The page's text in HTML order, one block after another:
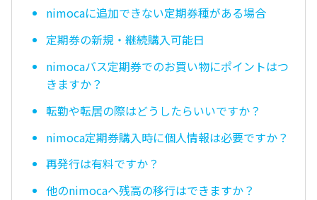
nimocaに追加できない定期券種がある場合
定期券の新規・継続購入可能日
nimocaバス定期券でのお買い物にポイントはつ
きますか？
転勤や転居の際はどうしたらいいですか？
nimoca定期券購入時に個人情報は必要ですか？
再発行は有料ですか？
他のnimocaへ残高の移行はできますか？